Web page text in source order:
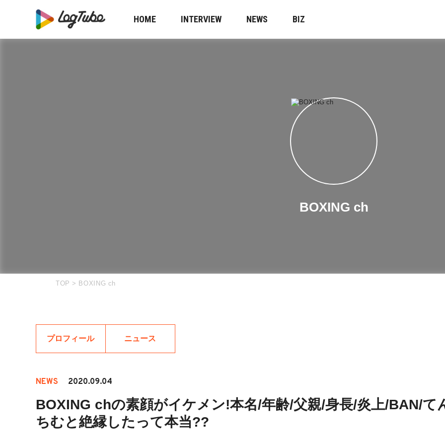
HOME INTERVIEW NEWS BIZ
BOXING ch
TOP > BOXING ch
プロフィール ニュース
NEWS 2020.09.04
BOXING chの素顔がイケメン!本名/年齢/父親/身長/炎上/BAN/て
ちむと絶縁したって本当??